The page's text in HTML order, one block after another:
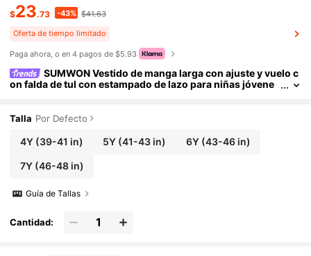
$23.73 -43% $41.63
Oferta de tiempo limitado
Paga ahora, o en 4 pagos de $5.93
SUMWON Vestido de manga larga con ajuste y vuelo c
on falda de tul con estampado de lazo para niñas jóvene
Talla Por Defecto
4Y(39-41 in) 5Y (41-43 in) 6Y(43-46 in)
7Y(46-48 in)
Guía de Tallas
Cantidad: